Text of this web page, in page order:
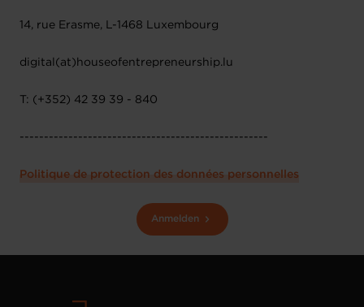
14, rue Erasme, L-1468 Luxembourg
digital(at)houseofentrepreneurship.lu
T: (+352) 42 39 39 - 840
---------------------------------------------------
Politique de protection des données personnelles
Anmelden